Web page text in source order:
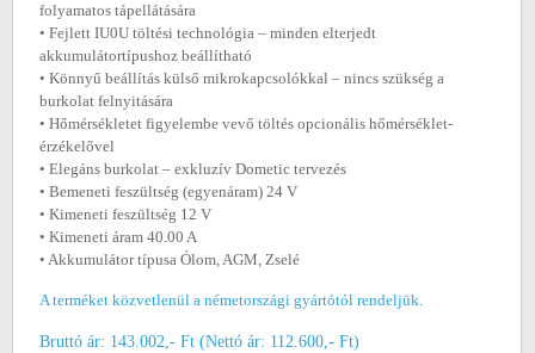
folyamatos tápellátására
• Fejlett IU0U töltési technológia – minden elterjedt
akkumulátortípushoz beállítható
• Könnyű beállítás külső mikrokapcsolókkal – nincs szükség a
burkolat felnyitására
• Hőmérsékletet figyelembe vevő töltés opcionális hőmérséklet-
érzékelővel
• Elegáns burkolat – exkluzív Dometic tervezés
• Bemeneti feszültség (egyenáram) 24 V
• Kimeneti feszültség 12 V
• Kimeneti áram 40.00 A
• Akkumulátor típusa Ólom, AGM, Zselé
A terméket közvetlenül a németországi gyártótól rendeljük.
Bruttó ár: 143.002,- Ft (Nettó ár: 112.600,- Ft)